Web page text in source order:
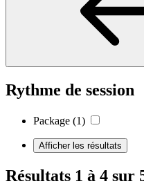
Rythme de session
Package (1)
Afficher les résultats
Résultats 1 à 4 sur